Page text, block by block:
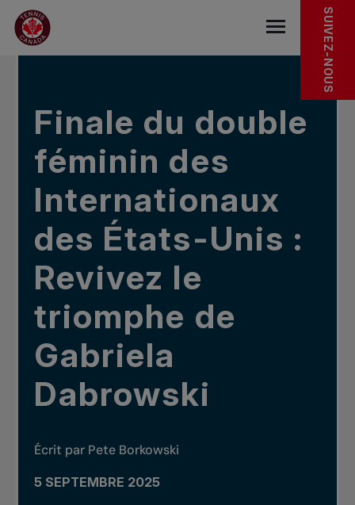
Sauter au menu principal
Sauter au contenu principal
Sauter au pied de page
DANS LES NOUVELLES SUIVEZ-NOUS
Finale du double
féminin des
Internationaux
des États-Unis :
Revivez le
triomphe de
Gabriela
Dabrowski
Écrit par Pete Borkowski
5 SEPTEMBRE 2025